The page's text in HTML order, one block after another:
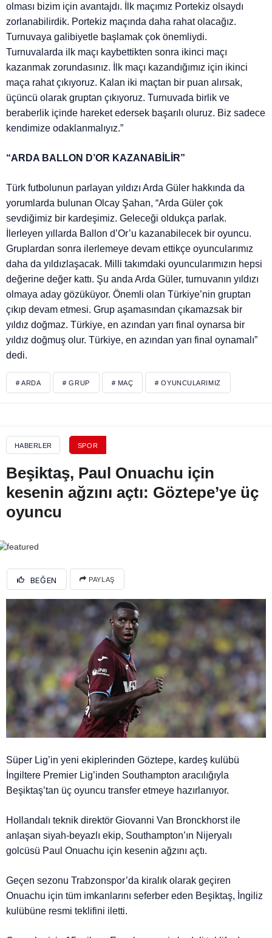
olması bizim için avantajdı. İlk maçımız Portekiz olsaydı
zorlanabilirdik. Portekiz maçında daha rahat olacağız.
Turnuvaya galibiyetle başlamak çok önemliydi.
Turnuvalarda ilk maçı kaybettikten sonra ikinci maçı
kazanmak zorundasınız. İlk maçı kazandığımız için ikinci
maça rahat çıkıyoruz. Kalan iki maçtan bir puan alırsak,
üçüncü olarak gruptan çıkıyoruz. Turnuvada birlik ve
beraberlik içinde hareket edersek başarılı oluruz. Biz sadece
kendimize odaklanmalıyız.”
“ARDA BALLON D’OR KAZANABİLİR”
Türk futbolunun parlayan yıldızı Arda Güler hakkında da
yorumlarda bulunan Olcay Şahan, “Arda Güler çok
sevdiğimiz bir kardeşimiz. Geleceği oldukça parlak.
İlerleyen yıllarda Ballon d’Or’u kazanabilecek bir oyuncu.
Gruplardan sonra ilerlemeye devam ettikçe oyuncularımız
daha da yıldızlaşacak. Milli takımdaki oyuncularımızın hepsi
değerine değer kattı. Şu anda Arda Güler, turnuvanın yıldızı
olmaya aday gözüküyor. Önemli olan Türkiye’nin gruptan
çıkıp devam etmesi. Grup aşamasından çıkamazsak bir
yıldız doğmaz. Türkiye, en azından yarı final oynarsa bir
yıldız doğmuş olur. Türkiye, en azından yarı final oynamalı”
dedi.
# ARDA # GRUP # MAÇ # OYUNCULARIMIZ
HABERLER SPOR
Beşiktaş, Paul Onuachu için
kesenin ağzını açtı: Göztepe’ye üç
oyuncu
BEĞEN PAYLAŞ
Süper Lig’in yeni ekiplerinden Göztepe, kardeş kulübü
İngiltere Premier Lig’inden Southampton aracılığıyla
Beşiktaş’tan üç oyuncu transfer etmeye hazırlanıyor.
Hollandalı teknik direktör Giovanni Van Bronckhorst ile
anlaşan siyah-beyazlı ekip, Southampton’ın Nijeryalı
golcüsü Paul Onuachu için kesenin ağzını açtı.
Geçen sezonu Trabzonspor’da kiralık olarak geçiren
Onuachu için tüm imkanlarını seferber eden Beşiktaş, İngiliz
kulübüne resmi teklifini iletti.